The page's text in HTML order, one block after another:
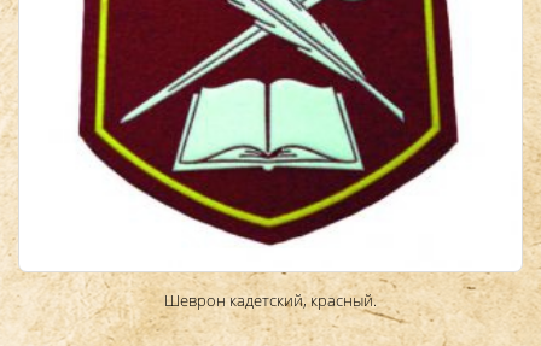
Шеврон кадетский, красный.